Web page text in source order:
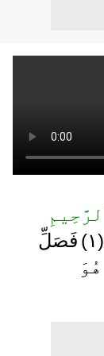
فَصَلِّ